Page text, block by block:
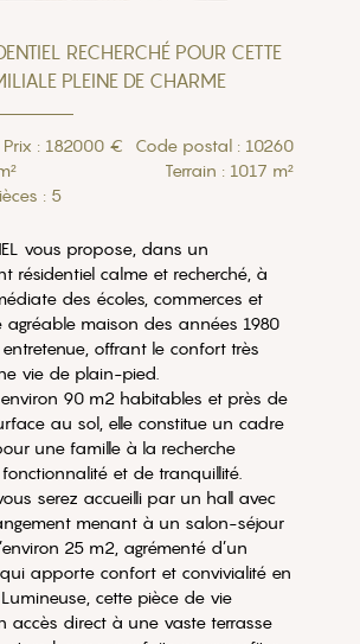
RECHERCHÉ POUR CETTE
PLEINE DE CHARME
Prix : 182000 €
Code postal : 10260
Terrain : 1017 m²
: 5
vous propose, dans un
résidentiel calme et recherché, à
des écoles, commerces et
agréable maison des années 1980
offrant le confort très
vie de plain-pied.
90 m2 habitables et près de
au sol, elle constitue un cadre
une famille à la recherche
fonctionnalité et de tranquillité.
serez accueilli par un hall avec
menant à un salon-séjour
25 m2, agrémenté d’un
apporte confort et convivialité en
cette pièce de vie
accès direct à une vaste terrasse